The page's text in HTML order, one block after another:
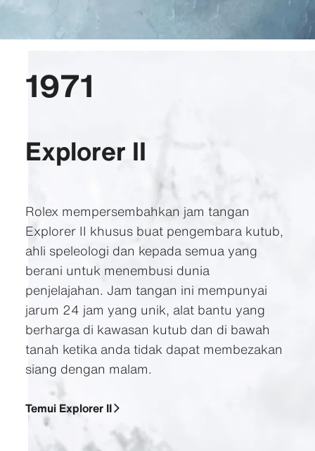
1971
Explorer II
Rolex mempersembahkan jam tangan
Explorer II khusus buat pengembara kutub,
ahli speleologi dan kepada semua yang
berani untuk menembusi dunia
penjelajahan. Jam tangan ini mempunyai
jarum 24 jam yang unik, alat bantu yang
berharga di kawasan kutub dan di bawah
tanah ketika anda tidak dapat membezakan
siang dengan malam.
Temui Explorer II